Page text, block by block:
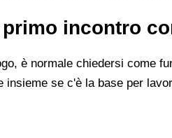
incontro
è normale chiedersi come
se c'è la base per